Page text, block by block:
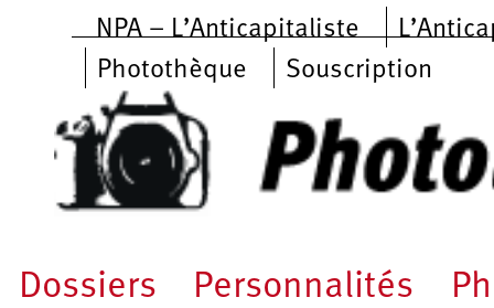
Aller au contenu principal
NPA – L’Anticapitaliste
Photothèque
Souscription
Dossiers Personnalités